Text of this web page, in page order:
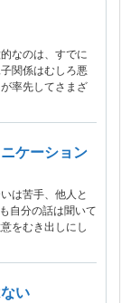
なのは、すでに
関係はむしろ悪
率先してさまざ
ケーション
は苦手、他人と
自分の話は聞いて
をむき出しにし
い